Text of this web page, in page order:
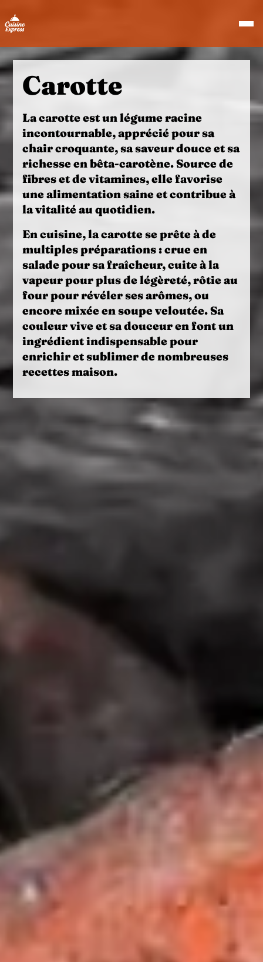
Carotte
Lacarotteest un légume racine
incontournable, apprécié pour sa
chair croquante, sa saveur douce et sa
richesse enbêta-carotène. Source de
fibres et de vitamines, elle favorise
une alimentationsaineet contribue à
la vitalité au quotidien.
En cuisine, lacarottese prête à de
multiples préparations :crueen
salade pour sa fraîcheur,cuiteà la
vapeur pour plus de légèreté,rôtieau
four pour révéler ses arômes, ou
encore mixée ensoupeveloutée. Sa
couleur vive et sa douceur en font un
ingrédient indispensable pour
enrichir et sublimer de nombreuses
recettes maison.